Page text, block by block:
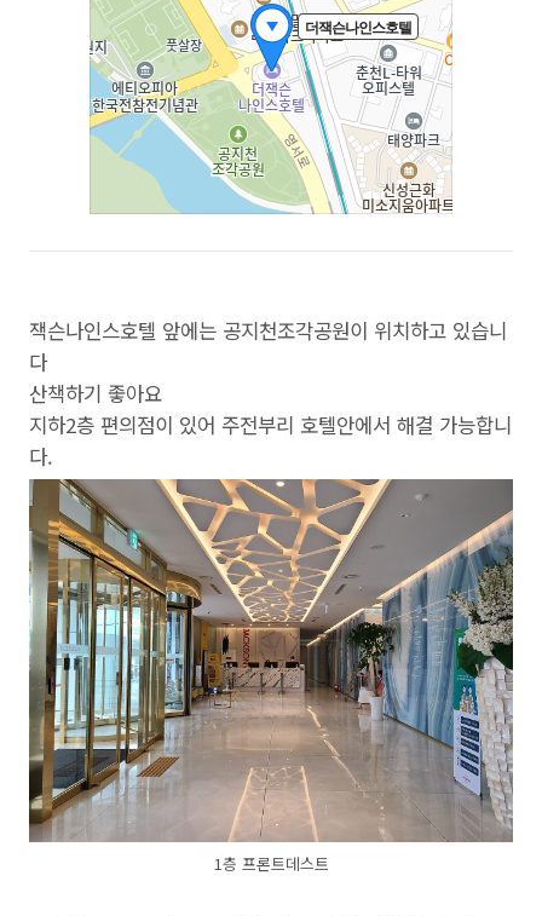
잭슨나인스호텔 앞에는 공지천조각공원이 위치하고 있습니
다
산책하기 좋아요
지하2층 편의점이 있어 주전부리 호텔안에서 해결 가능합니
다.
1층 프론트데스트